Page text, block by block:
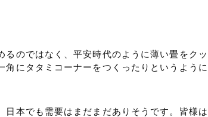
のではなく、平安時代のように薄い畳をクッ
にタタミコーナーをつくったりというように
本でも需要はまだまだありそうです。皆様は